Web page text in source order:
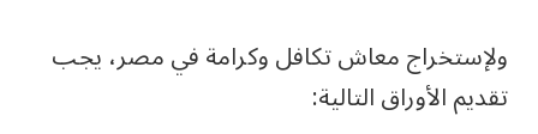
ولإستخراج معاش تكافل وكرامة في مصر، يجب
تقديم الأوراق التالية: